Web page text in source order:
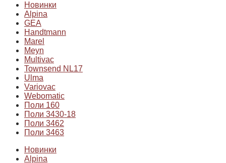
Новинки
Alpina
GEA
Handtmann
Marel
Meyn
Multivac
Townsend NL17
Ulma
Variovac
Webomatic
Поли 160
Поли 3430-18
Поли 3462
Поли 3463
Новинки
Alpina